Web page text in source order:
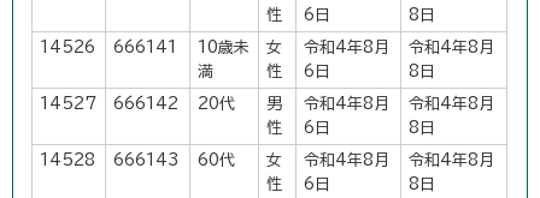
性
6日
8日
14526 666141
10歳未
満
女
性
令和4年8月
6日
令和4年8月
8日
14527 666142 20代
男
性
令和4年8月
6日
令和4年8月
8日
14528 666143 60代
女
性
令和4年8月
6日
令和4年8月
8日